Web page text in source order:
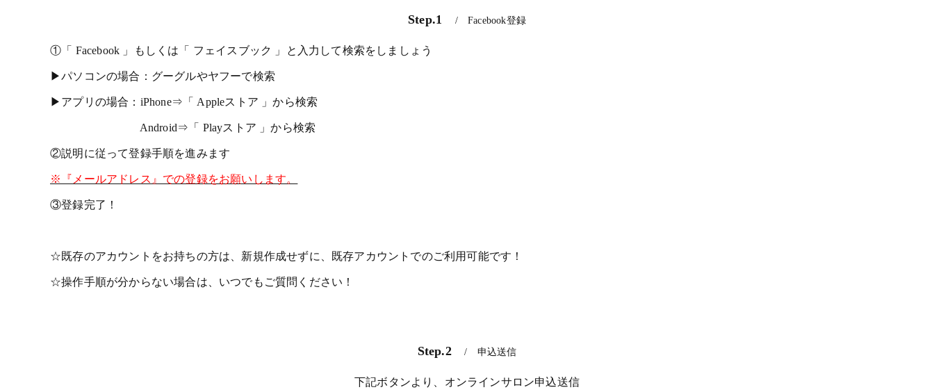
Step.1 Facebook登録
①「 Facebook 」もしくは「 フェイスブック 」と入力して検索をしましょう
▶パソコンの場合：グーグルやヤフーで検索
▶アプリの場合：iPhone⇒「 Appleストア 」から検索
Android⇒「 Playストア 」から検索
②説明に従って登録手順を進みます
※『メールアドレス』での登録をお願いします。
③登録完了！
☆既存のアカウントをお持ちの方は、新規作成せずに、既存アカウントでのご利用可能です！
☆操作手順が分からない場合は、いつでもご質問ください！
Step.2 申込送信
下記ボタンより、オンラインサロン申込送信